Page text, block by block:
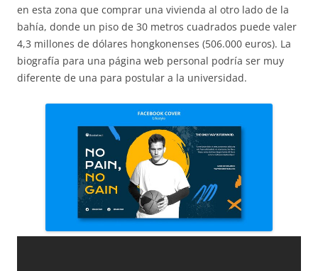
en esta zona que comprar una vivienda al otro lado de la
bahía, donde un piso de 30 metros cuadrados puede valer
4,3 millones de dólares hongkonenses (506.000 euros). La
biografía para una página web personal podría ser muy
diferente de una para postular a la universidad.